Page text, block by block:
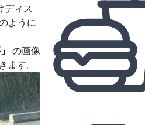
ディス
ように
の画像
ます。